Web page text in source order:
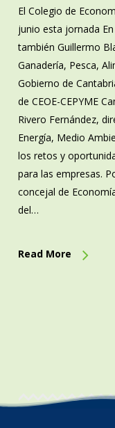
El Colegio de
junio esta jornada
también Guillermo
Ganadería, Pesca,
Gobierno de
de CEOE-CEPYME
Rivero Fernández,
Energía, Medio
los retos y
para las empresas.
concejal de
del…
Read More